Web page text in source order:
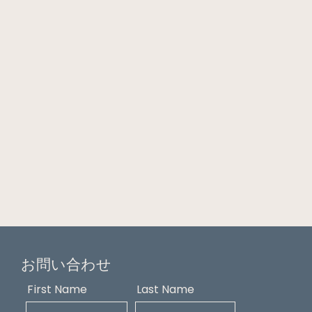
お問い合わせ
First Name Last Name